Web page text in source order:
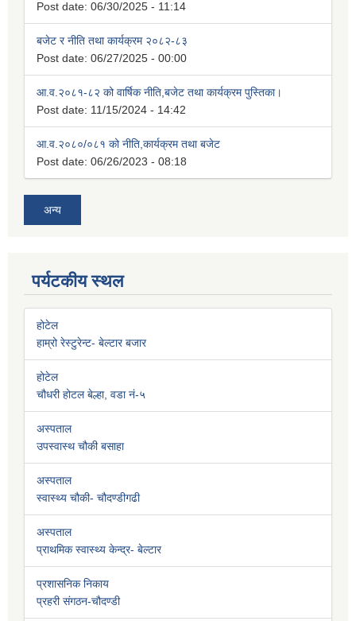
Post date: 06/30/2025 - 11:14
बजेट र नीति तथा कार्यक्रम २०८२-८३
Post date: 06/27/2025 - 00:00
आ.व.२०८१-८२ को वार्षिक नीति,बजेट तथा कार्यक्रम पुस्तिका।
Post date: 11/15/2024 - 14:42
आ.व.२०८०/०८१ को नीति,कार्यक्रम तथा बजेट
Post date: 06/26/2023 - 08:18
अन्य
पर्यटकीय स्थल
होटेल
हाम्रो रेस्टुरेन्ट- बेल्टार बजार
होटेल
चौधरी होटल बेल्हा, वडा नं-५
अस्पताल
उपस्वास्थ चौकी बसाहा
अस्पताल
स्वास्थ्य चौकी- चौदण्डीगढी
अस्पताल
प्राथमिक स्वास्थ्य केन्द्र- बेल्टार
प्रशासनिक निकाय
प्रहरी संगठन-चौदण्डी